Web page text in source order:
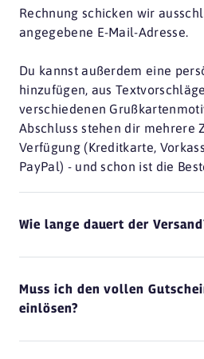
Rechnung schicken wir
angegebene E-Mail-Adresse.
Du kannst außerdem eine
hinzufügen, aus
verschiedenen
Abschluss stehen dir mehrere
Verfügung (Kreditkarte,
PayPal) - und schon ist die
Wie lange dauert der
Muss ich den vollen
einlösen?